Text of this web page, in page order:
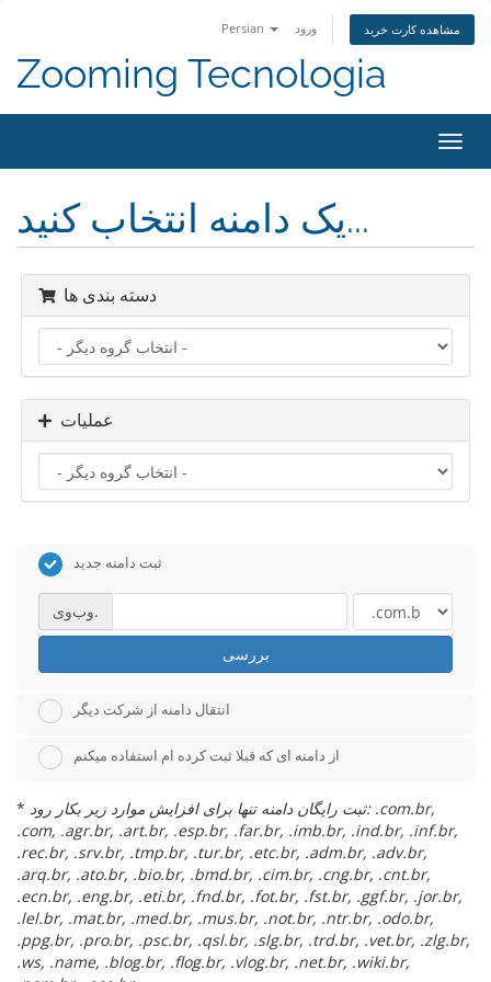
Persian ورود مشاهده کارت خرید
Zooming Tecnologia
تغییر
یک دامنه انتخاب کنید...
دسته بندی ها
عملیات
ثبت دامنه جدید
وب‌وی.
بررسی
انتقال دامنه از شرکت دیگر
از دامنه ای که قبلا ثبت کرده ام استفاده میکنم
* ثبت رایگان دامنه تنها برای افزایش موارد زیر بکار رود: .com.br,
.com, .agr.br, .art.br, .esp.br, .far.br, .imb.br, .ind.br, .inf.br,
.rec.br, .srv.br, .tmp.br, .tur.br, .etc.br, .adm.br, .adv.br,
.arq.br, .ato.br, .bio.br, .bmd.br, .cim.br, .cng.br, .cnt.br,
.ecn.br, .eng.br, .eti.br, .fnd.br, .fot.br, .fst.br, .ggf.br, .jor.br,
.lel.br, .mat.br, .med.br, .mus.br, .not.br, .ntr.br, .odo.br,
.ppg.br, .pro.br, .psc.br, .qsl.br, .slg.br, .trd.br, .vet.br, .zlg.br,
.ws, .name, .blog.br, .flog.br, .vlog.br, .net.br, .wiki.br,